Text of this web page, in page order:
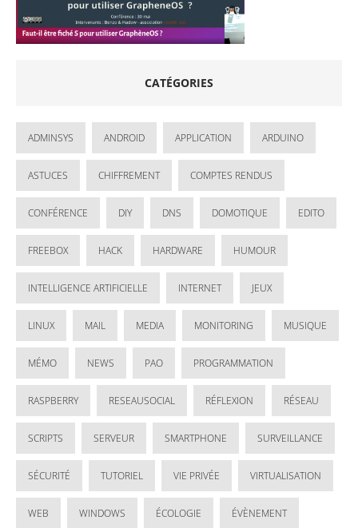
CATÉGORIES
ADMINSYS ANDROID APPLICATION ARDUINO
ASTUCES CHIFFREMENT COMPTES RENDUS
CONFÉRENCE DIY DNS DOMOTIQUE EDITO
FREEBOX HACK HARDWARE HUMOUR
INTELLIGENCE ARTIFICIELLE INTERNET JEUX
LINUX MAIL MEDIA MONITORING MUSIQUE
MÉMO NEWS PAO PROGRAMMATION
RASPBERRY RESEAUSOCIAL RÉFLEXION RÉSEAU
SCRIPTS SERVEUR SMARTPHONE SURVEILLANCE
SÉCURITÉ TUTORIEL VIE PRIVÉE VIRTUALISATION
WEB WINDOWS ÉCOLOGIE ÉVÈNEMENT